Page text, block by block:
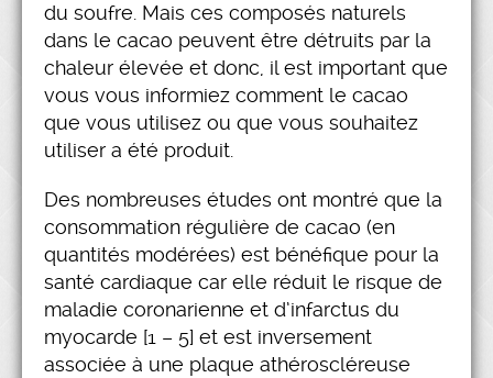
du soufre. Mais ces composés naturels
dans le cacao peuvent être détruits par la
chaleur élevée et donc, il est important que
vous vous informiez comment le cacao
que vous utilisez ou que vous souhaitez
utiliser a été produit.
Des nombreuses études ont montré que la
consommation régulière de cacao (en
quantités modérées) est bénéfique pour la
santé cardiaque car elle réduit le risque de
maladie coronarienne et d’infarctus du
myocarde [1 – 5] et est inversement
associée à une plaque athéroscléreuse